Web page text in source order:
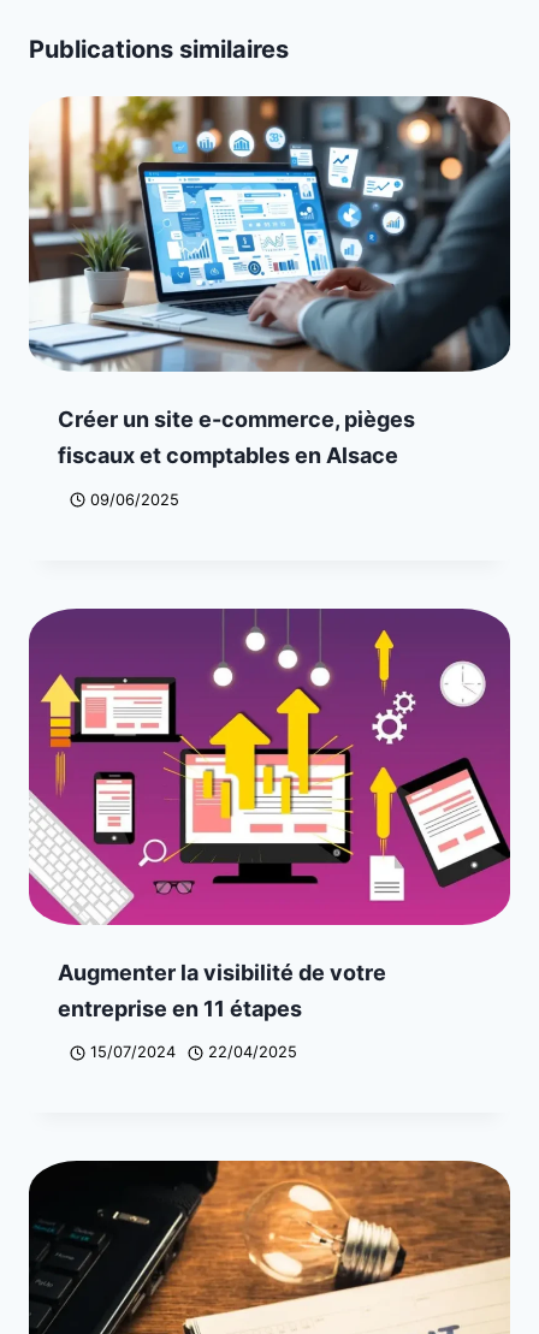
Publications similaires
Créer un site e-commerce, pièges
fiscaux et comptables en Alsace
09/06/2025
Augmenter la visibilité de votre
entreprise en 11 étapes
15/07/2024 22/04/2025